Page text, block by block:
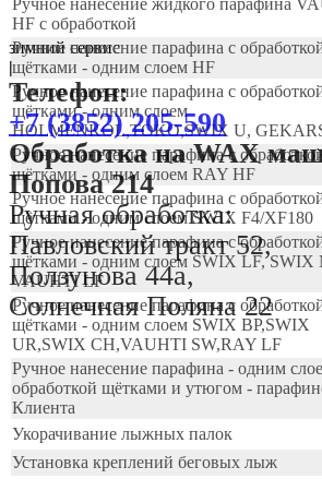
зимний сервис
|
Телефон:
+7 (3852) 205-590
Обработка на WAX
Попова 214
Ручная обработка:
Павловский тракт 52,
Ползунова 44а,
Солнечная Поляна 22
HF с обработкой
Ручное нанесение парафина с
щётками - одним слоем HF
Ручное нанесение парафина с
щётками - одним слоем
HOLMENKOL,TOKO,SWIX U,
Ручное нанесение парафина с
щётками - одним слоем RAY HF
Ручное нанесение парафина с
щётками - одним слоем SWIX F4/XF180
Ручное нанесение парафина с
щётками - одним слоем SWIX LF, SWIX
VAUHTI LF
Ручное нанесение парафина с
щётками - одним слоем SWIX BP,SWIX
UR,SWIX CH,VAUHTI SW,RAY LF
Ручное нанесение парафина - одним
обработкой щётками и утюгом -
Клиента
Укорачивание лыжных палок
Установка креплений беговых лыж